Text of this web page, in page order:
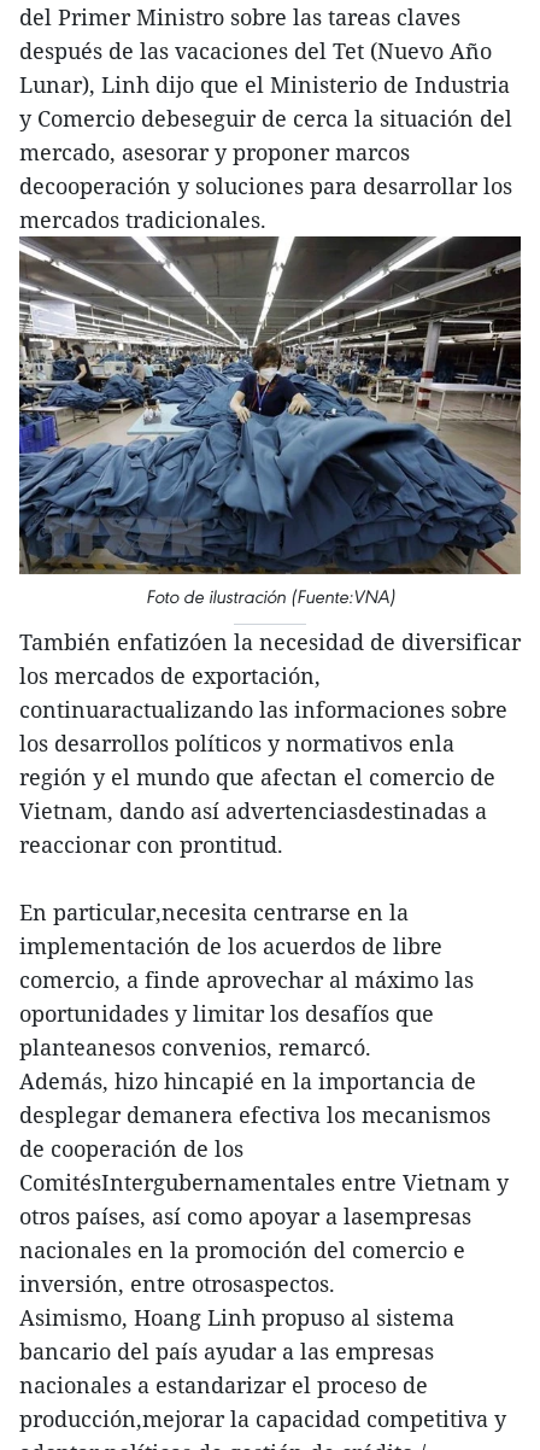
del Primer Ministro sobre las tareas claves
después de las vacaciones del Tet (Nuevo Año
Lunar), Linh dijo que el Ministerio de Industria
y Comercio debeseguir de cerca la situación del
mercado, asesorar y proponer marcos
decooperación y soluciones para desarrollar los
mercados tradicionales.
Foto de ilustración (Fuente:VNA)
También enfatizóen la necesidad de diversificar
los mercados de exportación,
continuaractualizando las informaciones sobre
los desarrollos políticos y normativos enla
región y el mundo que afectan el comercio de
Vietnam, dando así advertenciasdestinadas a
reaccionar con prontitud.
En particular,necesita centrarse en la
implementación de los acuerdos de libre
comercio, a finde aprovechar al máximo las
oportunidades y limitar los desafíos que
planteanesos convenios, remarcó.
Además, hizo hincapié en la importancia de
desplegar demanera efectiva los mecanismos
de cooperación de los
ComitésIntergubernamentales entre Vietnam y
otros países, así como apoyar a lasempresas
nacionales en la promoción del comercio e
inversión, entre otrosaspectos.
Asimismo, Hoang Linh propuso al sistema
bancario del país ayudar a las empresas
nacionales a estandarizar el proceso de
producción,mejorar la capacidad competitiva y